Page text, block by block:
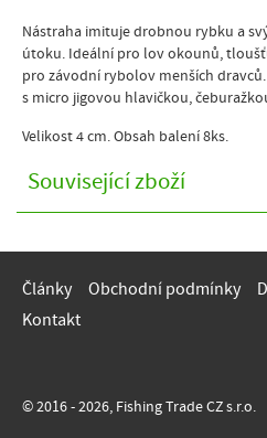
Nástraha imituje drobnou rybku a
útoku. Ideální pro lov okounů,
pro závodní rybolov menších
s micro jigovou hlavičkou,
Velikost 4 cm. Obsah balení 8ks.
Související zboží
Články Obchodní podmínky
Kontakt
© 2016 - 2026, Fishing Trade CZ s.r.o.